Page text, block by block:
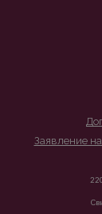
Заявление